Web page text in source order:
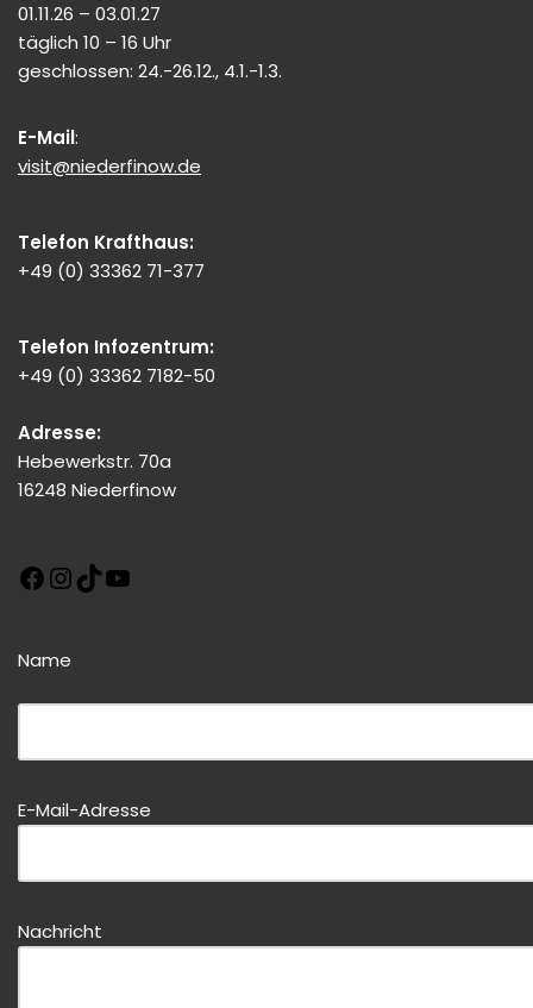
01.11.26 – 03.01.27
täglich 10 – 16 Uhr
geschlossen: 24.-26.12., 4.1.-1.3.
E-Mail:
visit@niederfinow.de
Telefon Krafthaus:
+49 (0) 33362 71-377
Telefon Infozentrum:
+49 (0) 33362 7182-50
Adresse:
Hebewerkstr. 70a
16248 Niederfinow
Name
Bitte dieses Feld leer lassen!
E-Mail-Adresse
Nachricht